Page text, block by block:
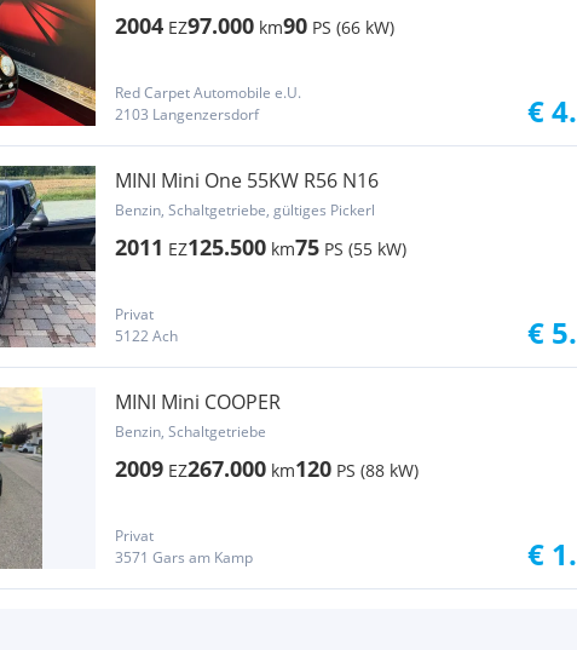
2004 EZ97.000 km90 PS (66 kW)
Red Carpet Automobile e.U.
2103 Langenzersdorf
€
MINI Mini One 55KW R56 N16
Benzin, Schaltgetriebe, gültiges Pickerl
2011 EZ125.500 km75 PS (55 kW)
Privat
5122 Ach
€
MINI Mini COOPER
Benzin, Schaltgetriebe
2009 EZ267.000 km120 PS (88 kW)
Privat
3571 Gars am Kamp
€